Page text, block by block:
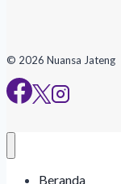
© 2026 Nuansa Jateng
Beranda